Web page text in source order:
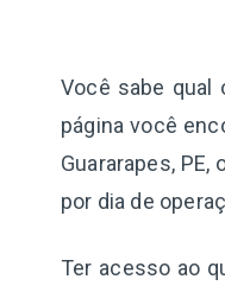
Você sabe qual
página você
Guararapes, PE,
por dia de
Ter acesso ao